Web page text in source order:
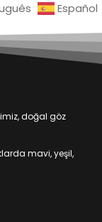
Español
doğal göz
mavi, yeşil,